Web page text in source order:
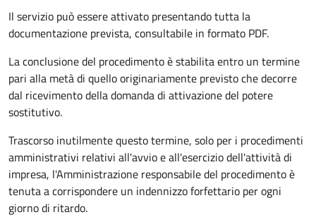
Il servizio può essere attivato presentando tutta la
documentazione prevista, consultabile in formato PDF.
La conclusione del procedimento è stabilita entro un termine
pari alla metà di quello originariamente previsto che decorre
dal ricevimento della domanda di attivazione del potere
sostitutivo.
Trascorso inutilmente questo termine, solo per i procedimenti
amministrativi relativi all'avvio e all'esercizio dell'attività di
impresa, l'Amministrazione responsabile del procedimento è
tenuta a corrispondere un indennizzo forfettario per ogni
giorno di ritardo.